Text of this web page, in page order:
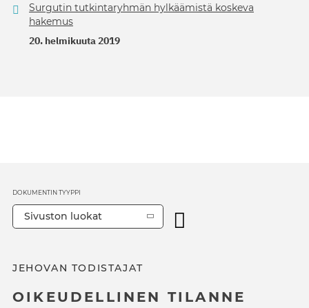
Surgutin tutkintaryhmän hylkäämistä koskeva
hakemus
20. helmikuuta 2019
JEHOVAN TODISTAJAT
OIKEUDELLINEN TILANNE
DOKUMENTIN TYYPPI
Sivuston luokat